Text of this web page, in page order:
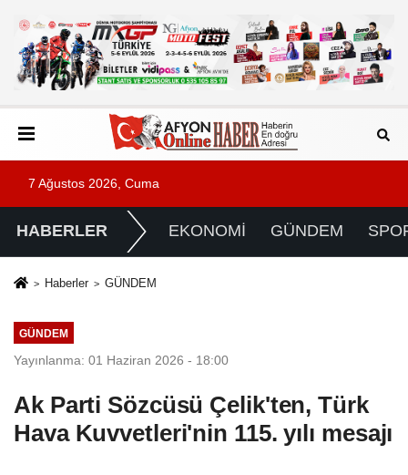
7 Ağustos 2026, Cuma
HABERLER EKONOMİ GÜNDEM
Haberler GÜNDEM
GÜNDEM
Yayınlanma: 01 Haziran 2026 - 18:00
Ak Parti Sözcüsü Çelik'ten, Türk
Hava Kuvvetleri'nin 115. yılı mesajı